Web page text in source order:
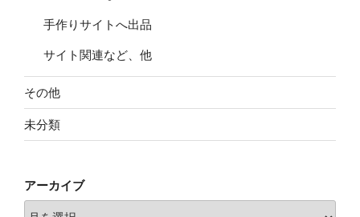
手作りサイトへ出品
サイト関連など、他
その他
未分類
アーカイブ
ア